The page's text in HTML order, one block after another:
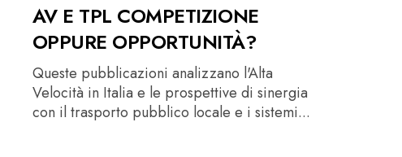
AV E TPL COMPETIZIONE
OPPURE OPPORTUNITÀ?
Queste pubblicazioni analizzano l'Alta
Velocità in Italia e le prospettive di sinergia
con il trasporto pubblico locale e i sistemi...